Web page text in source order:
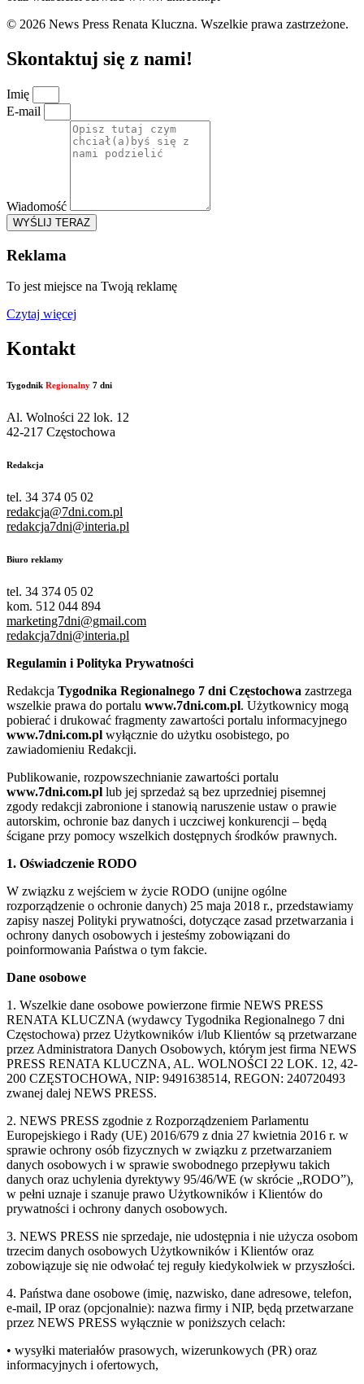
© 2026 News Press Renata Kluczna. Wszelkie prawa zastrzeżone.
Skontaktuj się z nami!
Imię
E-mail
Wiadomość
WYŚLIJ TERAZ
Reklama
To jest miejsce na Twoją reklamę
Czytaj więcej
Kontakt
Tygodnik Regionalny 7 dni
Al. Wolności 22 lok. 12
42-217 Częstochowa
Redakcja
tel. 34 374 05 02
redakcja@7dni.com.pl
redakcja7dni@interia.pl
Biuro reklamy
tel. 34 374 05 02
kom. 512 044 894
marketing7dni@gmail.com
redakcja7dni@interia.pl
Regulamin i Polityka Prywatności
Redakcja Tygodnika Regionalnego 7 dni Częstochowa zastrzega
wszelkie prawa do portalu www.7dni.com.pl. Użytkownicy mogą
pobierać i drukować fragmenty zawartości portalu informacyjnego
www.7dni.com.pl wyłącznie do użytku osobistego, po
zawiadomieniu Redakcji.
Publikowanie, rozpowszechnianie zawartości portalu
www.7dni.com.pl lub jej sprzedaż są bez uprzedniej pisemnej
zgody redakcji zabronione i stanowią naruszenie ustaw o prawie
autorskim, ochronie baz danych i uczciwej konkurencji – będą
ścigane przy pomocy wszelkich dostępnych środków prawnych.
1. Oświadczenie RODO
W związku z wejściem w życie RODO (unijne ogólne
rozporządzenie o ochronie danych) 25 maja 2018 r., przedstawiamy
zapisy naszej Polityki prywatności, dotyczące zasad przetwarzania i
ochrony danych osobowych i jesteśmy zobowiązani do
poinformowania Państwa o tym fakcie.
Dane osobowe
1. Wszelkie dane osobowe powierzone firmie NEWS PRESS
RENATA KLUCZNA (wydawcy Tygodnika Regionalnego 7 dni
Częstochowa) przez Użytkowników i/lub Klientów są przetwarzane
przez Administratora Danych Osobowych, którym jest firma NEWS
PRESS RENATA KLUCZNA, AL. WOLNOŚCI 22 LOK. 12, 42-
200 CZĘSTOCHOWA, NIP: 9491638514, REGON: 240720493
zwanej dalej NEWS PRESS.
2. NEWS PRESS zgodnie z Rozporządzeniem Parlamentu
Europejskiego i Rady (UE) 2016/679 z dnia 27 kwietnia 2016 r. w
sprawie ochrony osób fizycznych w związku z przetwarzaniem
danych osobowych i w sprawie swobodnego przepływu takich
danych oraz uchylenia dyrektywy 95/46/WE (w skrócie „RODO”),
w pełni uznaje i szanuje prawo Użytkowników i Klientów do
prywatności i ochrony danych osobowych.
3. NEWS PRESS nie sprzedaje, nie udostępnia i nie użycza osobom
trzecim danych osobowych Użytkowników i Klientów oraz
zobowiązuje się nie odwołać tej reguły kiedykolwiek w przyszłości.
4. Państwa dane osobowe (imię, nazwisko, dane adresowe, telefon,
e-mail, IP oraz (opcjonalnie): nazwa firmy i NIP, będą przetwarzane
przez NEWS PRESS wyłącznie w poniższych celach:
• wysyłki materiałów prasowych, wizerunkowych (PR) oraz
informacyjnych i ofertowych,